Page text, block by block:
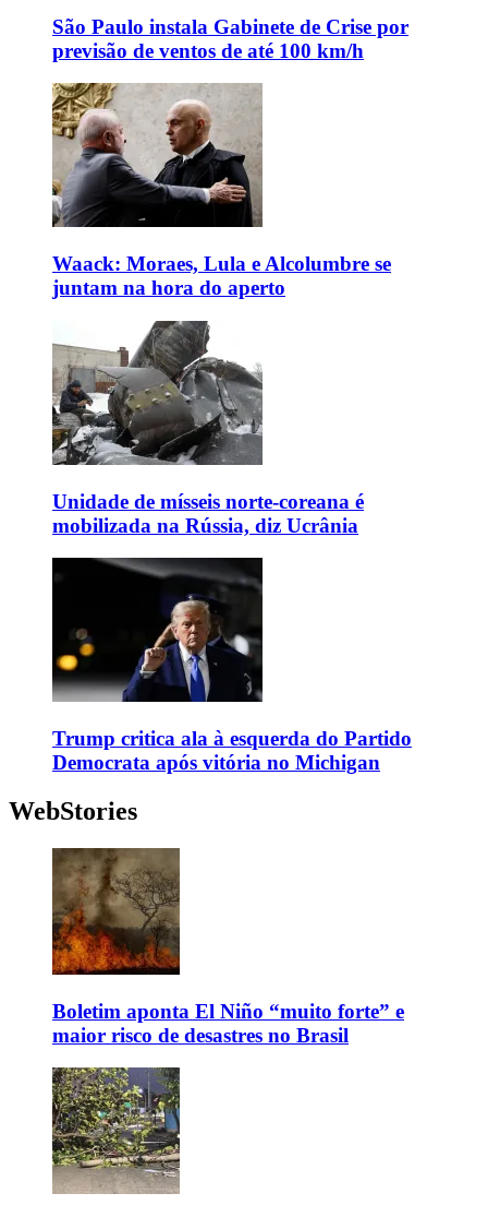
São Paulo instala Gabinete de Crise por
previsão de ventos de até 100 km/h
Waack: Moraes, Lula e Alcolumbre se
juntam na hora do aperto
Unidade de mísseis norte-coreana é
mobilizada na Rússia, diz Ucrânia
Trump critica ala à esquerda do Partido
Democrata após vitória no Michigan
WebStories
Boletim aponta El Niño “muito forte” e
maior risco de desastres no Brasil